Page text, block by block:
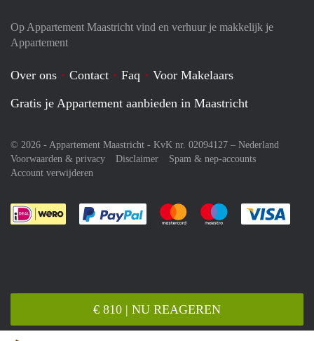
€ 810 | NU REAGEREN
Op Appartement Maastricht vind en verhuur je makkelijk je
Appartement
Over ons Contact Faq
Voor Makelaars
Gratis je Appartement aanbieden in Maastricht
© 2026 - Appartement Maastricht - KvK nr. 02094127 – Nederland
Voorwaarden & privacy
Disclaimer
Spam & nep-accounts
Account verwijderen
Je rekent gemakkelijk af met Paypal
Je rekent gemakkelijk af met
Je rekent